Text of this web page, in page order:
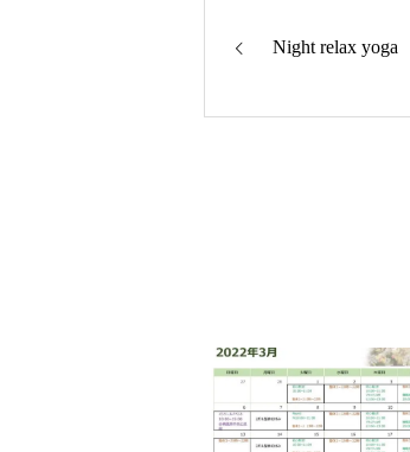
Night relax yoga